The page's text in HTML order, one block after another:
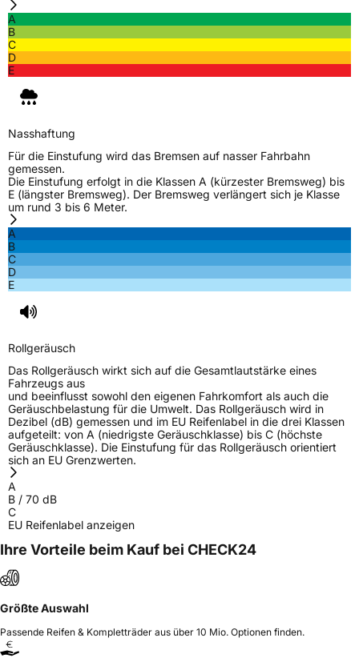
A
B
C
D
E
Nasshaftung
Für die Einstufung wird das Bremsen auf nasser Fahrbahn
gemessen.
Die Einstufung erfolgt in die Klassen A (kürzester Bremsweg) bis
E (längster Bremsweg). Der Bremsweg verlängert sich je Klasse
um rund 3 bis 6 Meter.
A
B
C
D
E
Rollgeräusch
Das Rollgeräusch wirkt sich auf die Gesamtlautstärke eines
Fahrzeugs aus
und beeinflusst sowohl den eigenen Fahrkomfort als auch die
Geräuschbelastung für die Umwelt. Das Rollgeräusch wird in
Dezibel (dB) gemessen und im EU Reifenlabel in die drei Klassen
aufgeteilt: von A (niedrigste Geräuschklasse) bis C (höchste
Geräuschklasse). Die Einstufung für das Rollgeräusch orientiert
sich an EU Grenzwerten.
A
B / 70 dB
C
EU Reifenlabel anzeigen
Ihre Vorteile beim Kauf bei CHECK24
Größte Auswahl
Passende Reifen & Kompletträder aus über 10 Mio. Optionen finden.